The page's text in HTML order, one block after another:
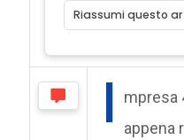
Riassumi questo
I mpresa
appena